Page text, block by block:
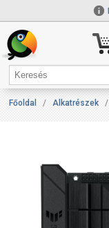
Főoldal / Alkatrészek /